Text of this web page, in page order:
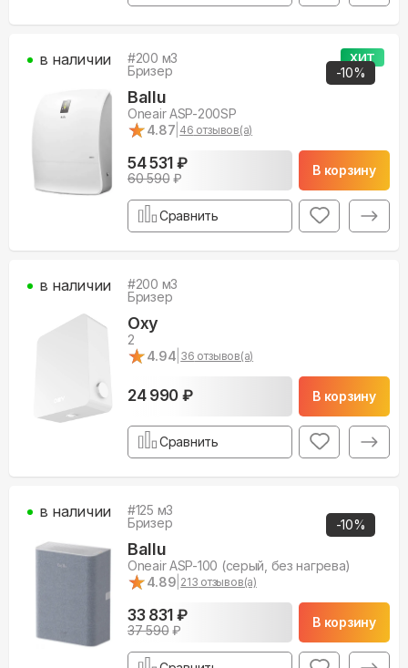
ХИТ
-10%
#200 м3
Бризер
Ballu
Oneair ASP-200SP
★
★4.87 46 отзывов(а)
54 531 ₽
60 590₽
В корзину
в наличии
Сравнить
#200 м3
Бризер
Oxy
2
★
★4.94 36 отзывов(а)
24 990 ₽ В корзину
в наличии
Сравнить
-10%
#125 м3
Бризер
Ballu
Oneair ASP-100 (серый, без нагрева)
★
★4.89 213 отзывов(а)
33 831 ₽
37 590₽
В корзину
в наличии